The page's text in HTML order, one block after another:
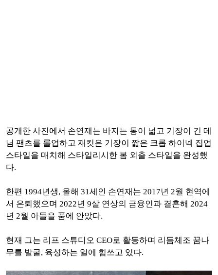
공개한 사진에서 손연재는 바지는 통이 넓고 기장이 긴 데
님 팬츠를 롤업하고 재킷은 기장이 짧은 크롭 하이넥 집업
스타일을 매치해 스타일리시한 봄 외출 스타일을 완성했
다.
한편 1994년생, 올해 31세인 손연재는 2017년 2월 현역에
서 은퇴했으며 2022년 9살 연상의 금융인과 결혼해 2024
년 2월 아들을 품에 안았다.
현재 그는 리프 스튜디오 CEO로 활동하며 리듬체조 꿈나
무를 발굴, 육성하는 일에 힘쓰고 있다.